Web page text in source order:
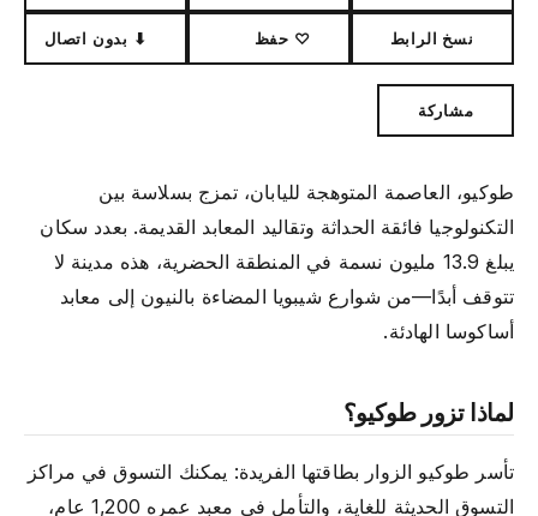
نسخ الرابط ♡ حفظ ⬇ بدون اتصال
مشاركة
طوكيو، العاصمة المتوهجة لليابان، تمزج بسلاسة بين
التكنولوجيا فائقة الحداثة وتقاليد المعابد القديمة. بعدد سكان
يبلغ 13.9 مليون نسمة في المنطقة الحضرية، هذه مدينة لا
تتوقف أبدًا—من شوارع شيبويا المضاءة بالنيون إلى معابد
أساكوسا الهادئة.
لماذا تزور طوكيو؟
تأسر طوكيو الزوار بطاقتها الفريدة: يمكنك التسوق في مراكز
التسوق الحديثة للغاية، والتأمل في معبد عمره 1,200 عام،